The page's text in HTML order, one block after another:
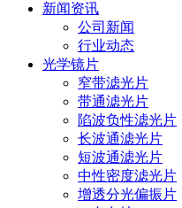
新闻资讯
公司新闻
行业动态
光学镜片
窄带滤光片
带通滤光片
陷波负性滤光片
长波通滤光片
短波通滤光片
中性密度滤光片
增透分光偏振片